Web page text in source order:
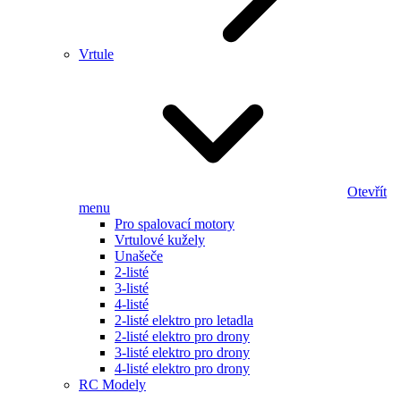
Vrtule
Otevřít
menu
Pro spalovací motory
Vrtulové kužely
Unašeče
2-listé
3-listé
4-listé
2-listé elektro pro letadla
2-listé elektro pro drony
3-listé elektro pro drony
4-listé elektro pro drony
RC Modely